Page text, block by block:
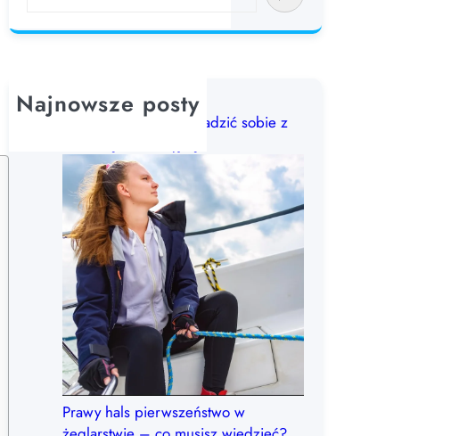
a
h
Najnowsze posty
Choroba morska: jak radzić sobie z
Prawy hals pierwszeństwo w